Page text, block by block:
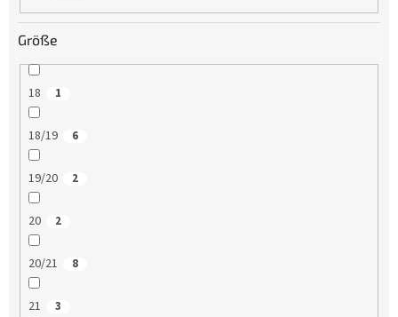
Größe
18 1
18/19 6
19/20 2
20 2
20/21 8
21 3